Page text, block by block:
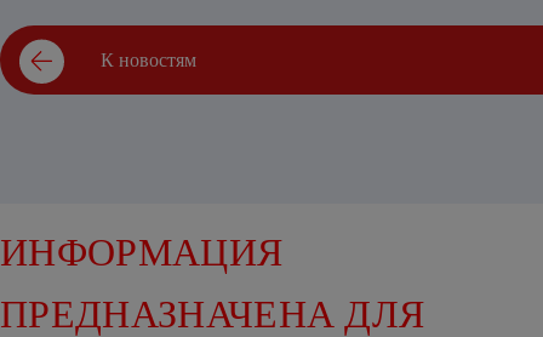
К новостям
ИНФОРМАЦИЯ
ПРЕДНАЗНАЧЕНА ДЛЯ